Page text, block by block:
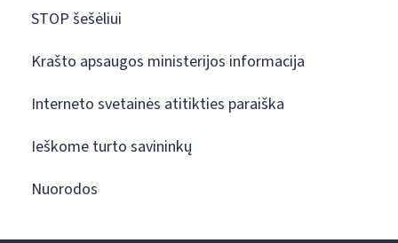
STOP šešėliui
Krašto apsaugos ministerijos informacija
Interneto svetainės atitikties paraiška
Ieškome turto savininkų
Nuorodos